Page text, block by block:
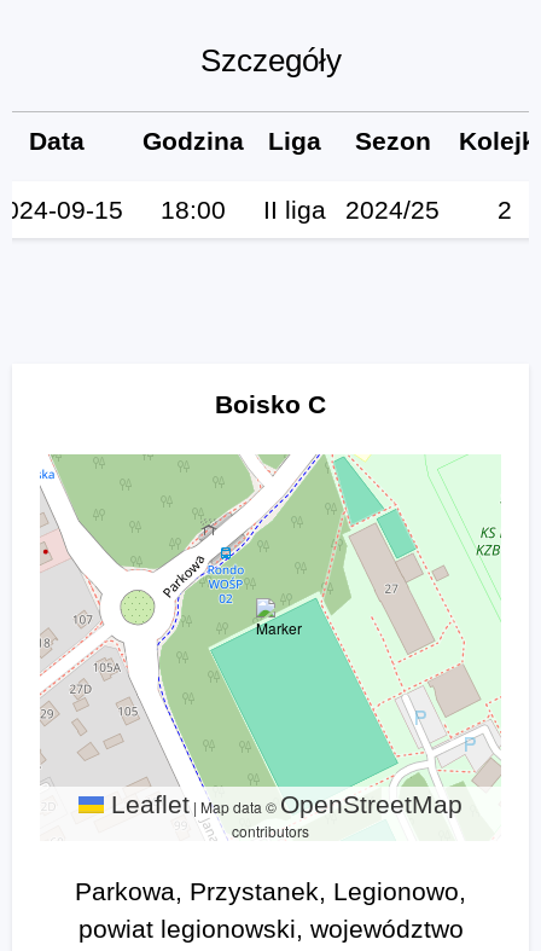
Szczegóły
Data Godzina Liga Sezon
09-15 18:00 II liga 2024/25 2
Boisko C
Leaflet | Map data © OpenStreetMap
contributors
Parkowa, Przystanek, Legionowo,
powiat legionowski, województwo